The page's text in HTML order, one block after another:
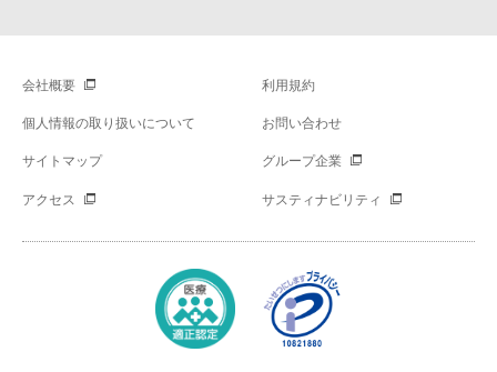
会社概要 利用規約
個人情報の取り扱いについて お問い合わせ
サイトマップ グループ企業
アクセス サスティナビリティ